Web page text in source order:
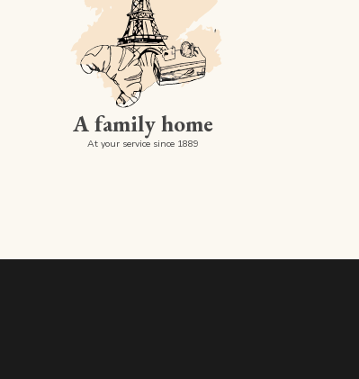
A family home
At your service since 1889